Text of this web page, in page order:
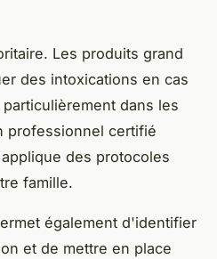
Les produits grand
des intoxications en cas
dans les
professionnel certifié
des protocoles
famille.
également d'identifier
et de mettre en place